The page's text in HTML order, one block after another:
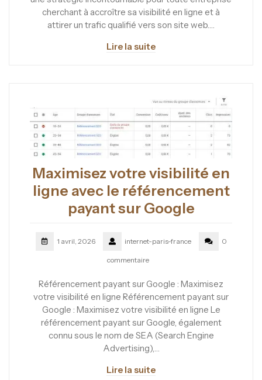
cherchant à accroître sa visibilité en ligne et à
attirer un trafic qualifié vers son site web.…
Lire la suite
Maximisez votre visibilité en
ligne avec le référencement
payant sur Google
1 avril, 2026 internet-paris-france 0
commentaire
Référencement payant sur Google : Maximisez
votre visibilité en ligne Référencement payant sur
Google : Maximisez votre visibilité en ligne Le
référencement payant sur Google, également
connu sous le nom de SEA (Search Engine
Advertising),…
Lire la suite